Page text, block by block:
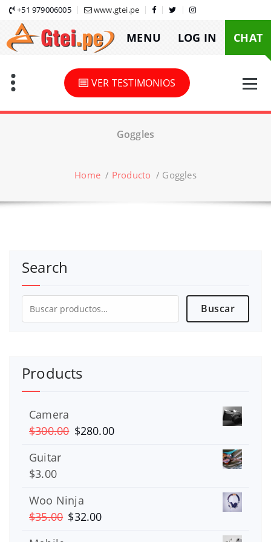
Skip
content
+51 979006005 www.gtei.pe
MENU LOG IN CHAT
VER TESTIMONIOS
Goggles
Home / Producto / Goggles
Search
Buscar
Buscar
Products
Camera
$300.00 El
$300.00.
$280.00
Guitar
$3.00
Woo Ninja
$35.00 El
$32.00